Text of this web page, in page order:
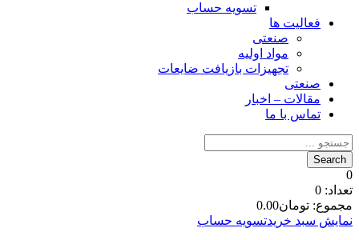
تسویه حساب
فعالیت ها
صنعتی
مواد اولیه
تجهیزات بازیافت ضایعات
صنعتی
مقالات – اخبار
تماس با ما
0
تعداد: 0
مجموع: تومان0.00
نمایش سبد خریدتسویه حساب